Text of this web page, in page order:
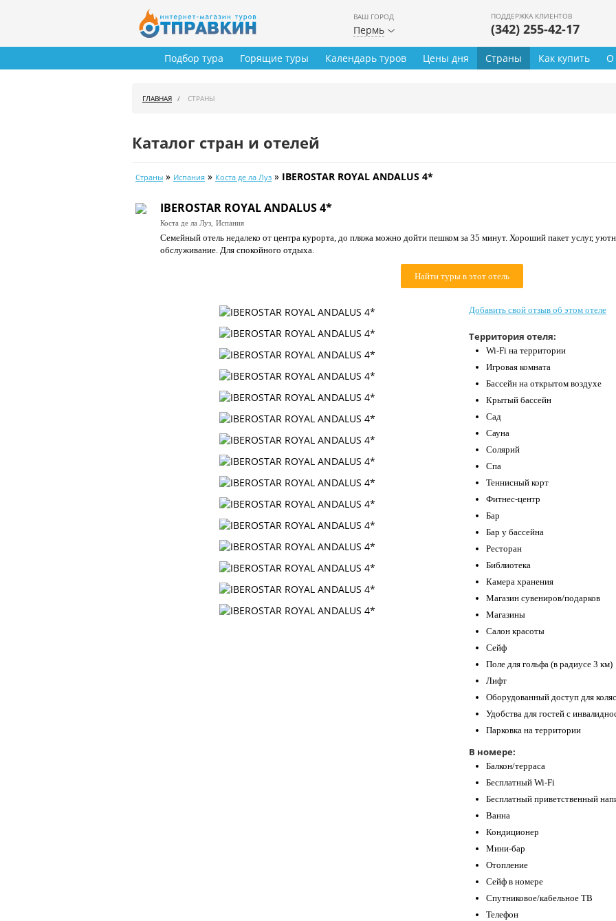
ВАШ ГОРОД
Пермь
ПОДДЕРЖКА КЛИЕНТОВ
(342) 255-42-17
Подбор тура Горящие туры Календарь туров Цены дня Страны Как купить О
ГЛАВНАЯ СТРАНЫ
Каталог стран и отелей
Страны » Испания » Коста де ла Луз » IBEROSTAR ROYAL ANDALUS 4*
IBEROSTAR ROYAL ANDALUS 4*
Коста де ла Луз, Испания
Семейный отель недалеко от центра курорта, до пляжа можно дойти пешком за 35 минут. Хороший пакет услуг,
обслуживание. Для спокойного отдыха.
Найти туры в этот отель
Добавить свой отзыв об этом отеле
Территория отеля:
Wi-Fi на территории
Игровая комната
Бассейн на открытом воздухе
Крытый бассейн
Сад
Сауна
Солярий
Спа
Теннисный корт
Фитнес-центр
Бар
Бар у бассейна
Ресторан
Библиотека
Камера хранения
Магазин сувениров/подарков
Магазины
Салон красоты
Сейф
Поле для гольфа (в радиусе 3 км)
Лифт
Оборудованный доступ для
Удобства для гостей с
Парковка на территории
В номере:
Балкон/терраса
Бесплатный Wi-Fi
Бесплатный приветственный
Ванна
Кондиционер
Мини-бар
Отопление
Сейф в номере
Спутниковое/кабельное ТВ
Телефон